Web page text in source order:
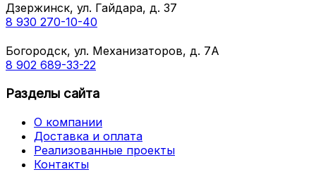
Дзержинск, ул. Гайдара, д. 37
8 930 270-10-40
Богородск, ул. Механизаторов, д. 7А
8 902 689-33-22
Разделы сайта
О компании
Доставка и оплата
Реализованные проекты
Контакты